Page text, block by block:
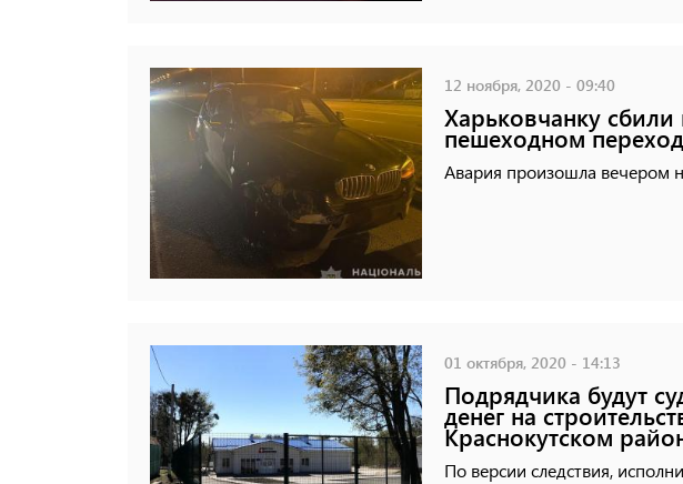
12 ноября, 2020 - 09:40
Харьковчанку сбили
пешеходном
Авария произошла вечером
01 октября, 2020 - 14:13
Подрядчика будут
денег на
Краснокутском
По версии следствия,